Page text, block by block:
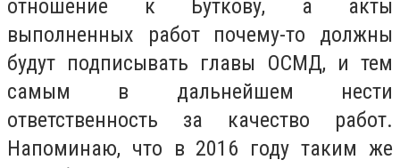
отношение к Буткову, а акты
выполненных работ почему-то должны
будут подписывать главы ОСМД, и тем
самым в дальнейшем нести
ответственность за качество работ.
Напоминаю, что в 2016 году таким же